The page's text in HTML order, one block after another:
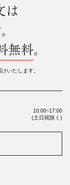
は
無料。
いたします。
10:00~17:00
(土日祝除く)